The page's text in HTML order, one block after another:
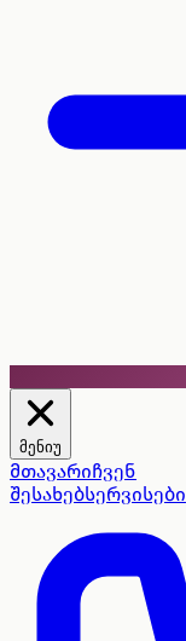
მენიუ
მთავარიჩვენ
შესახებსერვისები